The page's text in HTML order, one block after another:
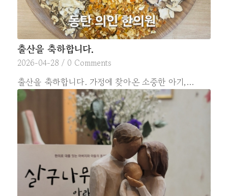
출산을 축하합니다.
2026-04-28 / 0 Comments
출산을 축하합니다. 가정에 찾아온 소중한 아기,…